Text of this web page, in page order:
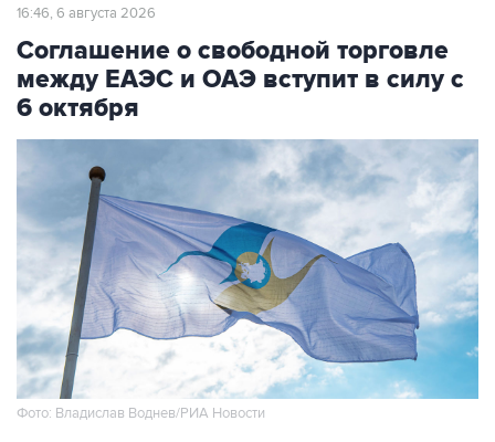
16:46, 6 августа 2026
Соглашение о свободной торговле
между ЕАЭС и ОАЭ вступит в силу с
6 октября
Фото: Владислав Воднев/РИА Новости